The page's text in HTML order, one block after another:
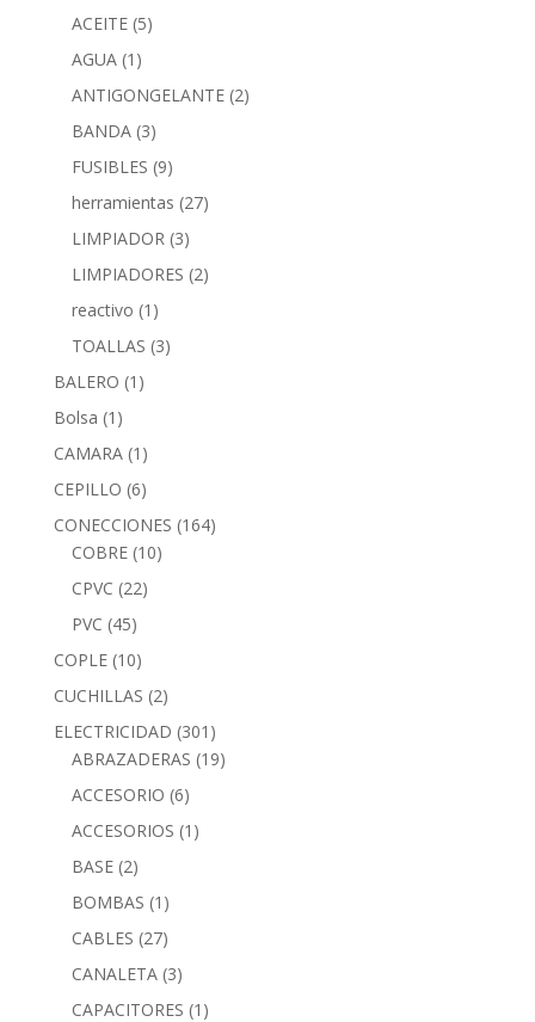
ACEITE (5)
AGUA (1)
ANTIGONGELANTE (2)
BANDA (3)
FUSIBLES (9)
herramientas (27)
LIMPIADOR (3)
LIMPIADORES (2)
reactivo (1)
TOALLAS (3)
BALERO (1)
Bolsa (1)
CAMARA (1)
CEPILLO (6)
CONECCIONES (164)
COBRE (10)
CPVC (22)
PVC (45)
COPLE (10)
CUCHILLAS (2)
ELECTRICIDAD (301)
ABRAZADERAS (19)
ACCESORIO (6)
ACCESORIOS (1)
BASE (2)
BOMBAS (1)
CABLES (27)
CANALETA (3)
CAPACITORES (1)